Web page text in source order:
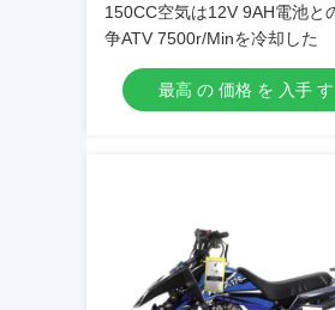
150CC空気は12V 9AH電池と
争ATV 7500r/Minを冷却した
最高 の 価格 を 入手 す